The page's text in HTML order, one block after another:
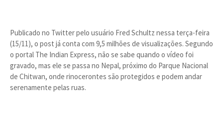
Publicado no Twitter pelo usuário Fred Schultz nessa terça-feira
(15/11), o post já conta com 9,5 milhões de visualizações. Segundo
o portal The Indian Express, não se sabe quando o vídeo foi
gravado, mas ele se passa no Nepal, próximo do Parque Nacional
de Chitwan, onde rinocerontes são protegidos e podem andar
serenamente pelas ruas.